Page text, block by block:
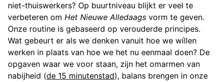
niet-thuiswerkers? Op buurtniveau blijkt er veel te
verbeteren om Het Nieuwe Alledaags vorm te geven.
Onze routine is gebaseerd op verouderde principes.
Wat gebeurt er als we denken vanuit hoe we wíllen
werken in plaats van hoe we het nu eenmaal doen? De
opgaven waar we voor staan, zijn het omarmen van
nabijheid (de 15 minutenstad), balans brengen in onze